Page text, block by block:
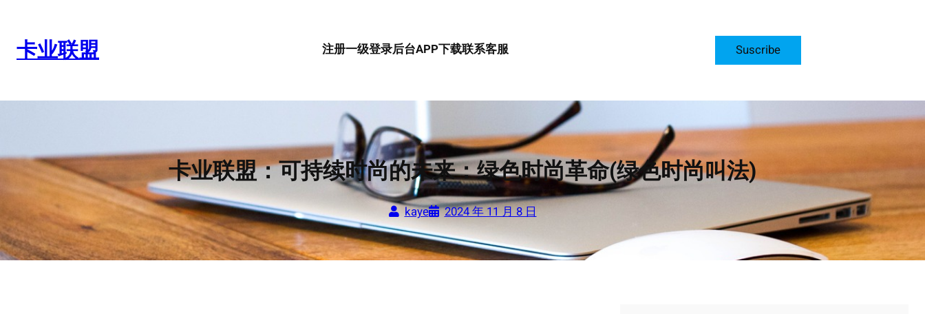
卡业联盟 注册一级登录后台APP下载联系客服 Suscribe
卡业联盟：可持续时尚的未来：绿色时尚革命(绿色时尚叫法)
kaye 2024 年 11 月 8 日